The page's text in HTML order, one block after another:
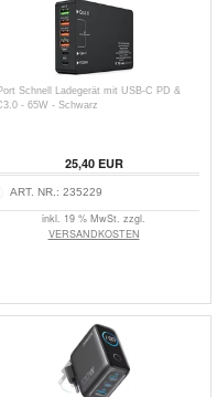
Schnell Ladegerät mit USB-C PD &
- 65W - Schwarz
25,40EUR
ART. NR.: 235229
inkl. 19 % MwSt. zzgl.
VERSANDKOSTEN